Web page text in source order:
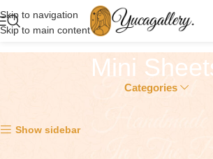
Skip to navigation
Skip to main content
Mini
Categories
Show sidebar